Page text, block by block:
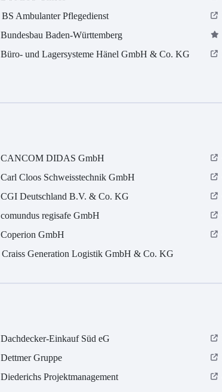
BS Ambulanter Pflegedienst
Bundesbau Baden-Württemberg
Büro- und Lagersysteme Hänel GmbH & Co. KG
CANCOM DIDAS GmbH
Carl Cloos Schweisstechnik GmbH
CGI Deutschland B.V. & Co. KG
comundus regisafe GmbH
Coperion GmbH
Craiss Generation Logistik GmbH & Co. KG
Dachdecker-Einkauf Süd eG
Dettmer Gruppe
Diederichs Projektmanagement